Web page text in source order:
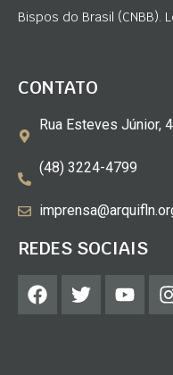
Bispos do Brasil (CNBB).
CONTATO
Rua Esteves Júnior,
(48) 3224-4799
REDES SOCIAIS